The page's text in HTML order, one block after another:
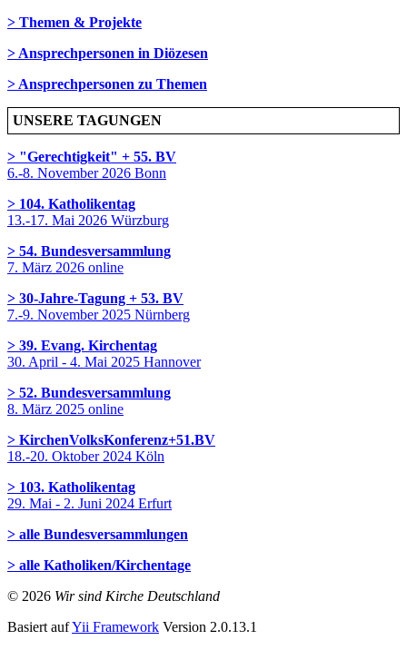
> Themen & Projekte
> Ansprechpersonen in Diözesen
> Ansprechpersonen zu Themen
UNSERE TAGUNGEN
> "Gerechtigkeit" + 55. BV
6.-8. November 2026 Bonn
> 104. Katholikentag
13.-17. Mai 2026 Würzburg
> 54. Bundesversammlung
7. März 2026 online
> 30-Jahre-Tagung + 53. BV
7.-9. November 2025 Nürnberg
> 39. Evang. Kirchentag
30. April - 4. Mai 2025 Hannover
> 52. Bundesversammlung
8. März 2025 online
> KirchenVolksKonferenz+51.BV
18.-20. Oktober 2024 Köln
> 103. Katholikentag
29. Mai - 2. Juni 2024 Erfurt
> alle Bundesversammlungen
> alle Katholiken/Kirchentage
© 2026 Wir sind Kirche Deutschland
Basiert aufYii Framework Version 2.0.13.1